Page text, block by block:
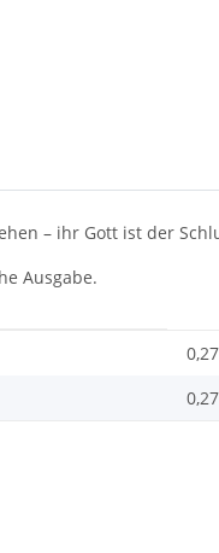
– ihr Gott ist der
Ausgabe.
0,27